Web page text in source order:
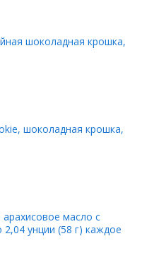
шоколадная крошка,
шоколадная крошка,
масло с
унции (58 г) каждое